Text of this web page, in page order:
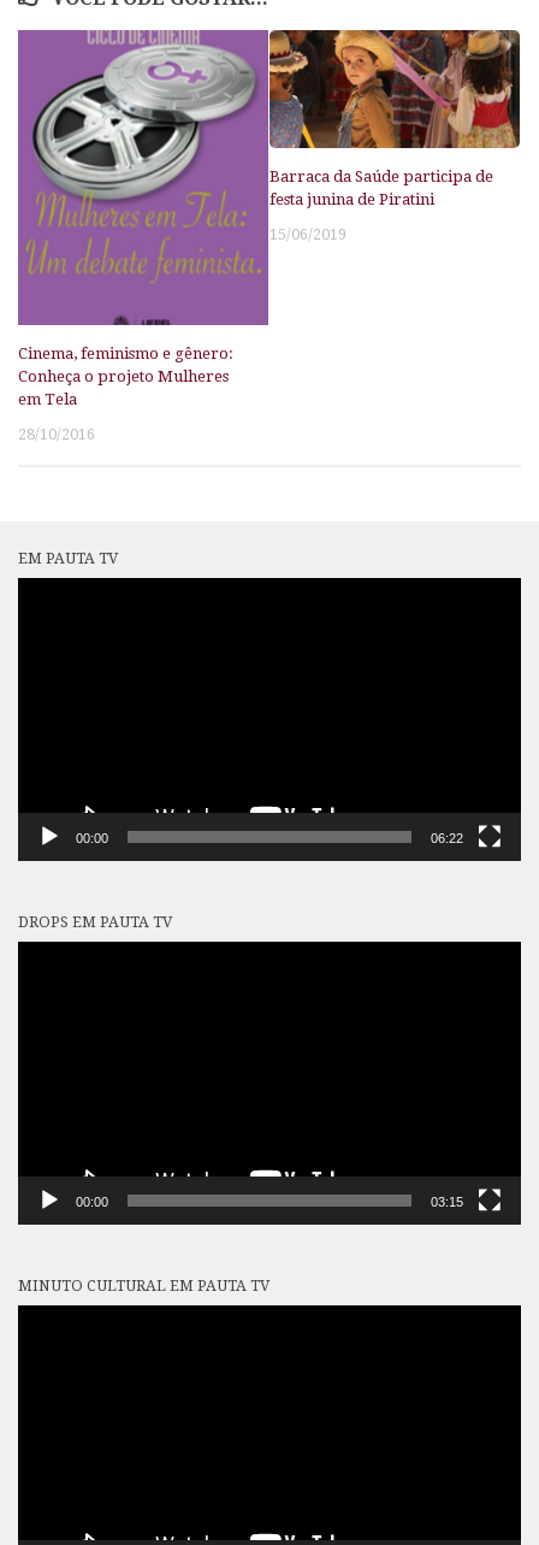
Cinema, feminismo e gênero:
Conheça o projeto Mulheres
em Tela
28/10/2016
Barraca da Saúde participa de
festa junina de Piratini
15/06/2019
EM PAUTA TV
00:00 06:22
DROPS EM PAUTA TV
00:00 03:15
MINUTO CULTURAL EM PAUTA TV